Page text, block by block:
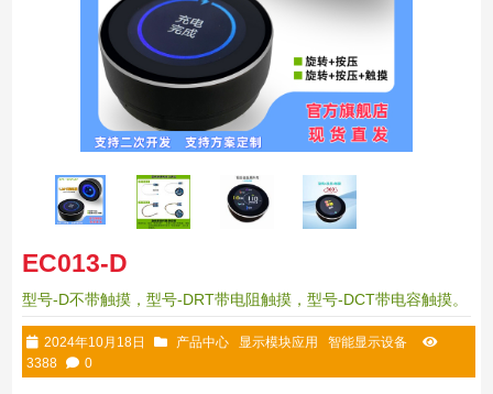
EC013-D
型号-D不带触摸，型号-DRT带电阻触摸，型号-DCT带电容触摸。
2024年10月18日 产品中心 显示模块应用
智能显示设备
3388
0